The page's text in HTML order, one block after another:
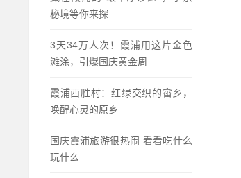
秘境等你来探
3天34万人次！霞浦用这片金色
滩涂，引爆国庆黄金周
霞浦西胜村：红绿交织的畲乡，
唤醒心灵的原乡
国庆霞浦旅游很热闹 看看吃什么
玩什么